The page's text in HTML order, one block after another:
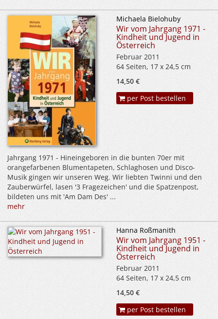
Michaela Bielohuby
Wir vom Jahrgang 1971 -
Kindheit und Jugend in
Österreich
Februar 2011
64 Seiten, 17 x 24,5 cm
14,50 €
per Post bestellen
Jahrgang 1971 - Hineingeboren in die bunten 70er mit
orangefarbenen Blumentapeten, Schlaghosen und Disco-
Musik gingen wir unseren Weg. Wir liebten Twinni und den
Zauberwürfel, lasen '3 Fragezeichen' und die Spatzenpost,
bildeten uns mit 'Am Dam Des' ...
mehr
Hanna Roßmanith
Wir vom Jahrgang 1951 -
Kindheit und Jugend in
Österreich
Februar 2011
64 Seiten, 17 x 24,5 cm
14,50 €
per Post bestellen